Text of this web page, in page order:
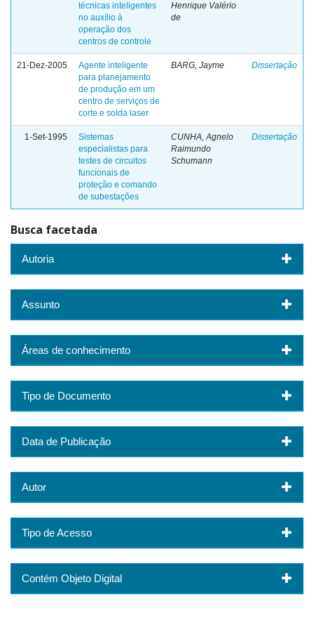
técnicas inteligentes
no auxílio à
operação dos
centros de controle
Henrique Valério
de
21-Dez-2005
Agente inteligente
para planejamento
de produção em um
centro de serviços de
corte e solda laser
BARG, Jayme Dissertação
1-Set-1995
Sistemas
especialistas para
testes de circuitos
funcionais de
proteção e comando
de subestações
CUNHA, Agnelo
Raimundo
Schumann
Dissertação
Busca facetada
Autoria
Assunto
Áreas de conhecimento
Tipo de Documento
Data de Publicação
Autor
Tipo de Acesso
Contém Objeto Digital